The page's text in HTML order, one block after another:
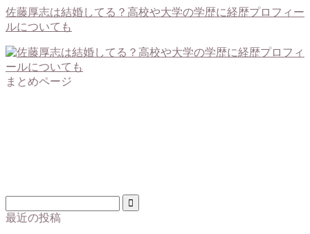
佐藤厚志は結婚してる？高校や大学の学歴に経歴プロフィー
ルについても
まとめページ
最近の投稿